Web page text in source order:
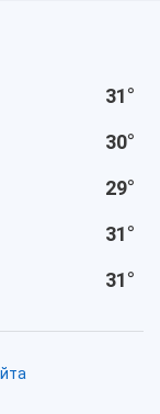
31°
30°
29°
31°
31°